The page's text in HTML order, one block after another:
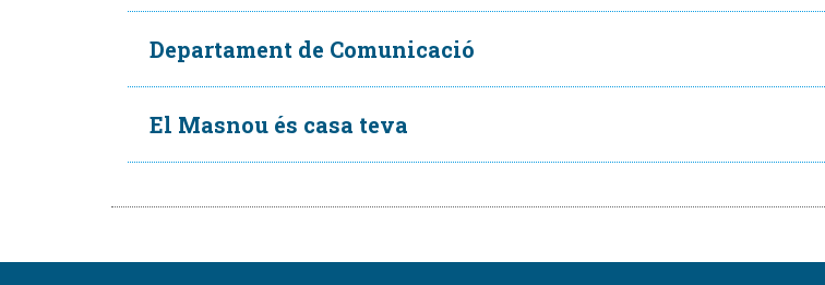
Departament de Comunicació
El Masnou és casa teva